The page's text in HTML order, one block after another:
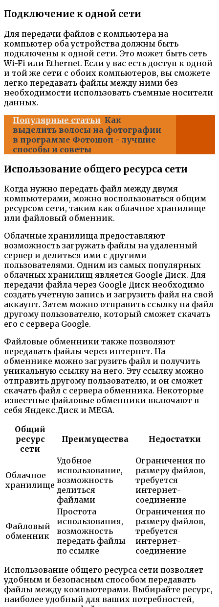
Подключение к одной сети
Для передачи файлов с компьютера на
компьютер оба устройства должны быть
подключены к одной сети. Это может быть сеть
Wi-Fi или Ethernet. Если у вас есть доступ к одной
и той же сети с обоих компьютеров, вы сможете
легко передавать файлы между ними без
необходимости использовать съемные носители
данных.
Популярные статьи Как
выделить волосы на фотографии
в программе Фотошоп - лучшие
способы и советы
Использование общего ресурса сети
Когда нужно передать файл между двумя
компьютерами, можно воспользоваться общим
ресурсом сети, таким как облачное хранилище
или файловый обменник.
Облачные хранилища предоставляют
возможность загружать файлы на удаленный
сервер и делиться ими с другими
пользователями. Одним из самых популярных
облачных хранилищ является Google Диск. Для
передачи файла через Google Диск необходимо
создать учетную запись и загрузить файл на свой
аккаунт. Затем можно отправить ссылку на файл
другому пользователю, который сможет скачать
его с сервера Google.
Файловые обменники также позволяют
передавать файлы через интернет. На
обменнике можно загрузить файл и получить
уникальную ссылку на него. Эту ссылку можно
отправить другому пользователю, и он сможет
скачать файл с сервера обменника. Некоторые
известные файловые обменники включают в
себя Яндекс.Диск и MEGA.
Общий
ресурс
сети
Преимущества Недостатки
Облачное
хранилище
Удобное
использование,
возможность
делиться
файлами
Ограничения по
размеру файлов,
требуется
интернет-
соединение
Файловый
обменник
Простота
использования,
возможность
передать файлы
по ссылке
Ограничения по
размеру файлов,
требуется
интернет-
соединение
Использование общего ресурса сети позволяет
удобным и безопасным способом передавать
файлы между компьютерами. Выбирайте ресурс,
наиболее удобный для ваших потребностей,